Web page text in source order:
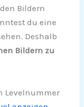
Bildern
du eine
Deshalb
Bildern zu
Levelnummer